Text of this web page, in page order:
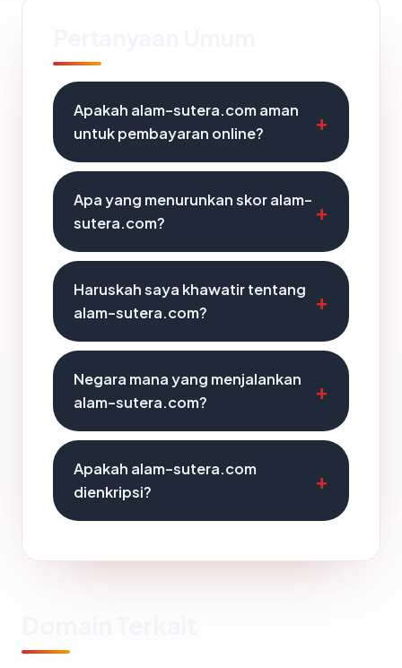
Apakah alam-sutera.com aman
untuk pembayaran online?
Apa yang menurunkan skor alam-
sutera.com?
Haruskah saya khawatir tentang
alam-sutera.com?
Negara mana yang menjalankan
alam-sutera.com?
Apakah alam-sutera.com
dienkripsi?